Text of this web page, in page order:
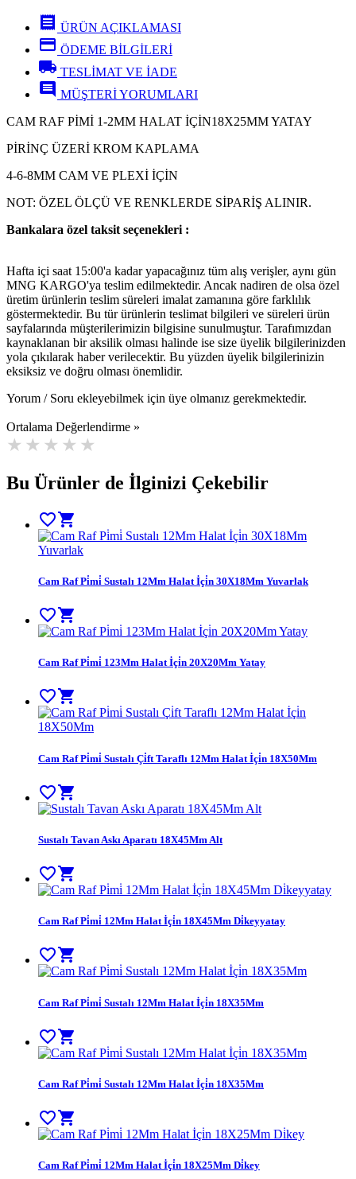
receipt ÜRÜN AÇIKLAMASI
credit_card ÖDEME BİLGİLERİ
local_shipping TESLİMAT VE İADE
comment MÜŞTERİ YORUMLARI
CAM RAF PİMİ 1-2MM HALAT İÇİN18X25MM YATAY
PİRİNÇ ÜZERİ KROM KAPLAMA
4-6-8MM CAM VE PLEXİ İÇİN
NOT: ÖZEL ÖLÇÜ VE RENKLERDE SİPARİŞ ALINIR.
Bankalara özel taksit seçenekleri :
Hafta içi saat 15:00'a kadar yapacağınız tüm alış verişler, aynı gün
MNG KARGO'ya teslim edilmektedir. Ancak nadiren de olsa özel
üretim ürünlerin teslim süreleri imalat zamanına göre farklılık
göstermektedir. Bu tür ürünlerin teslimat bilgileri ve süreleri ürün
sayfalarında müşterilerimizin bilgisine sunulmuştur. Tarafımızdan
kaynaklanan bir aksilik olması halinde ise size üyelik bilgilerinizden
yola çıkılarak haber verilecektir. Bu yüzden üyelik bilgilerinizin
eksiksiz ve doğru olması önemlidir.
Yorum / Soru ekleyebilmek için üye olmanız gerekmektedir.
Ortalama Değerlendirme »
Bu Ürünler de İlginizi Çekebilir
favorite_bordershopping_cart
Cam Raf Pi̇mi̇ Sustalı 12Mm Halat İçi̇n 30X18Mm Yuvarlak
favorite_bordershopping_cart
Cam Raf Pi̇mi̇ 123Mm Halat İçi̇n 20X20Mm Yatay
favorite_bordershopping_cart
Cam Raf Pi̇mi̇ Sustalı Çi̇ft Taraflı 12Mm Halat İçi̇n 18X50Mm
favorite_bordershopping_cart
Sustalı Tavan Askı Aparatı 18X45Mm Alt
favorite_bordershopping_cart
Cam Raf Pi̇mi̇ 12Mm Halat İçi̇n 18X45Mm Di̇keyyatay
favorite_border shopping_cart
Cam Raf Pi̇mi̇ Sustalı 12Mm Halat İçi̇n 18X35Mm
favorite_bordershopping_cart
Cam Raf Pi̇mi̇ Sustalı 12Mm Halat İçi̇n 18X35Mm
favorite_bordershopping_cart
Cam Raf Pi̇mi̇ 12Mm Halat İçi̇n 18X25Mm Di̇key